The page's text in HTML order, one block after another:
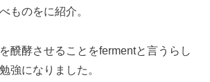
ものをに紹介。
醗酵させることをfermentと言うらし
強になりました。